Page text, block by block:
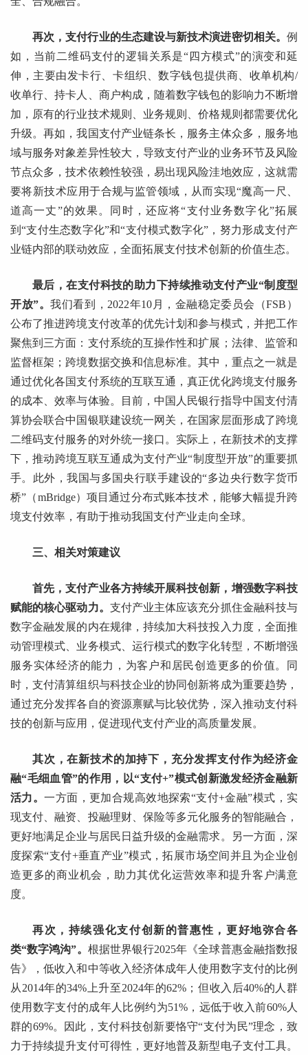
再次，支付行业的生态建设与新技术演进密切相关。 例
如，当前二维码支付的逻辑关系是“四方模式”的演变和延
伸，主要由发卡行、卡组织、数字钱包提供商、收单机构/
收单行、持卡人、商户构成，随着数字钱包的影响力不断增
加，原有的行业技术规则、业务规则、价格规则都需要优化
升级。再如，我国支付产业链条长，服务主体众多，服务地
域与服务对象差异性较大，导致支付产业的业务环节及风险
节点众多，技术依赖性较强，易出现风险洼地效应，这就需
要将新技术应用于合规与监管领域，从而实现“魔高一尺、
道高一丈”的效果。同时，还应将“支付业务数字化”拓展
到“支付生态数字化”和“支付模式数字化”，努力形成支付产
业链内部的联动效应，全面拓展支付技术创新的价值生态。
最后，在支付科技的助力下持续推动支付产业“制度型
开放”。我们看到，2022年10月，金融稳定委员会（FSB）
公布了推进跨境支付改革的优先计划和参与模式，并把工作
聚焦到三方面：支付系统的互操作性和扩展；法律、监管和
监督框架；跨境数据交换和信息标准。其中，重点之一就是
通过优化各国支付系统的互联互通，真正优化跨境支付服务
的成本、效率与体验。目前，中国人民银行指导中国支付清
算协会联合中国银联建设统一网关，在国家层面形成了跨境
二维码支付服务的对外统一接口。实际上，在新技术的支撑
下，推动跨境互联互通成为支付产业“制度型开放”的重要抓
手。此外，我国与多国央行联手建设的“多边央行数字货币
桥”（mBridge）项目通过分布式账本技术，能够大幅提升跨
境支付效率，有助于推动我国支付产业走向全球。
三、相关对策建议
首先，支付产业各方持续开展科技创新，增强数字科技
赋能的核心驱动力。 支付产业主体应该充分抓住金融科技与
数字金融发展的内在规律，持续加大科技投入力度，全面推
动管理模式、业务模式、运行模式的数字化转型，不断增强
服务实体经济的能力，为客户和居民创造更多的价值。同
时，支付清算组织与科技企业的协同创新将成为重要趋势，
通过充分发挥各自的资源禀赋与比较优势，深入推动支付科
技的创新与应用，促进现代支付产业的高质量发展。
其次，在新技术的加持下，充分发挥支付作为经济金
融“毛细血管”的作用，以“支付+”模式创新激发经济金融新
活力。一方面，更加合规高效地探索“支付+金融”模式，实
现支付、融资、投融理财、保险等多元化服务的智能融合，
更好地满足企业与居民日益升级的金融需求。另一方面，深
度探索“支付+垂直产业”模式，拓展市场空间并且为企业创
造更多的商业机会，助力其优化运营效率和提升客户满意
度。
再次，持续强化支付创新的普惠性，更好地弥合各
类“数字鸿沟”。 根据世界银行2025年《全球普惠金融指数报
告》，低收入和中等收入经济体成年人使用数字支付的比例
从2014年的34%上升至2024年的62%；但收入后40%的人群
使用数字支付的成年人比例约为51%，远低于收入前60%人
群的69%。因此，支付科技创新要恪守“支付为民”理念，致
力于持续提升支付可得性，更好地普及新型电子支付工具。